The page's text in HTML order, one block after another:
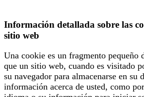
Información detallada sobre las
sitio web
Una cookie es un fragmento pequeño
que un sitio web, cuando es visitado
su navegador para almacenarse en
información acerca de usted, como